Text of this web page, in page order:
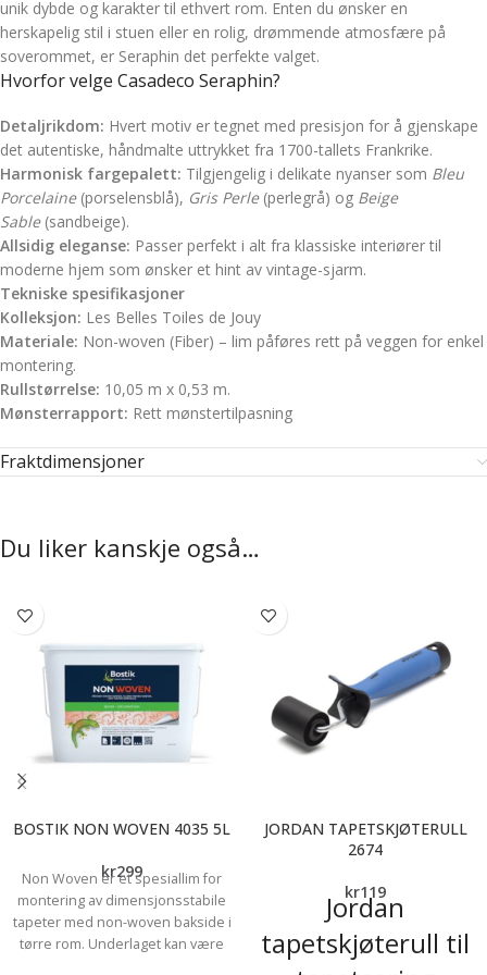
unik dybde og karakter til ethvert rom. Enten du ønsker en
herskapelig stil i stuen eller en rolig, drømmende atmosfære på
soverommet, er Seraphin det perfekte valget.
Hvorfor velge Casadeco Seraphin?
Detaljrikdom: Hvert motiv er tegnet med presisjon for å gjenskape
det autentiske, håndmalte uttrykket fra 1700-tallets Frankrike.
Harmonisk fargepalett: Tilgjengelig i delikate nyanser som Bleu
Porcelaine(porselensblå), Gris Perle(perlegrå) og Beige
Sable(sandbeige).
Allsidig eleganse: Passer perfekt i alt fra klassiske interiører til
moderne hjem som ønsker et hint av vintage-sjarm.
Tekniske spesifikasjoner
Kolleksjon: Les Belles Toiles de Jouy
Materiale: Non-woven (Fiber) – lim påføres rett på veggen for enkel
montering.
Rullstørrelse: 10,05 m x 0,53 m.
Mønsterrapport: Rett mønstertilpasning
Fraktdimensjoner
Du liker kanskje også…
BOSTIK NON WOVEN 4035 5L
kr299
Non Woven er et spesiallim for
montering av dimensjonsstabile
tapeter med non-woven bakside i
tørre rom. Underlaget kan være
JORDAN TAPETSKJØTERULL
2674
kr119
Jordan
tapetskjøterull til